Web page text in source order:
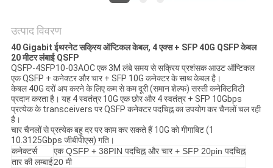
उत्पाद विवरण
40 Gigabit ईथरनेट सक्रिय ऑप्टिकल केबल, 4 एक्स + SFP 40G QSFP केबल
20 मीटर लंबाई QSFP
QSFP-4SFP10-03AOC एक 3M लंबे समय से सक्रिय प्रशंसक आउट ऑप्टिकल
एक QSFP + कनेक्टर और चार + SFP 10G कनेक्टर के साथ केबल है।
केबल 40G दरों अप करने के लिए कम से कम दूरी (समान शेल्फ) सस्ती कनेक्टिविटी
प्रदान करता है। यह 4 स्वतंत्र 10G एक छोर और 4 स्वतंत्र + SFP 10Gbps
प्रत्येक के transceivers पर QSFP कनेक्टर पदचिह्न का उपयोग कर चैनलों चल रही
है।
चार चैनलों से प्रत्येक बहु दर पर काम कर सकते हैं 10G को गीगाबिट (1
10.3125Gbps जीबीपीएस) गति।
कनेक्टर्स
एक QSFP + 38PIN पदचिह्न और चार + SFP 20pin पदचिह्न
तार की लम्बाई20 मी